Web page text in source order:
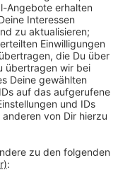
Stadtteil, speziell
Geschwister.
ist die Zahl der
extrem hoch.
Woche weitere
der Stadt geplant.